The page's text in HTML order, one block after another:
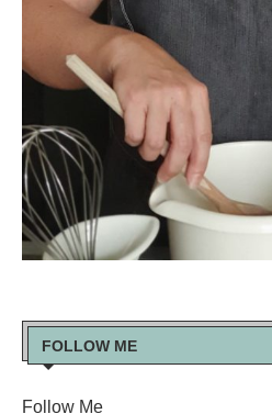
FOLLOW ME
Follow Me